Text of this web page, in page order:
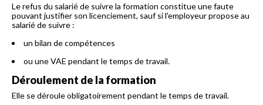
Le refus du salarié de suivre la formation constitue une faute
pouvant justifier son licenciement, sauf si l'employeur propose au
salarié de suivre :
un bilan de compétences
ou une VAE pendant le temps de travail.
Déroulement de la formation
Elle se déroule obligatoirement pendant le temps de travail.